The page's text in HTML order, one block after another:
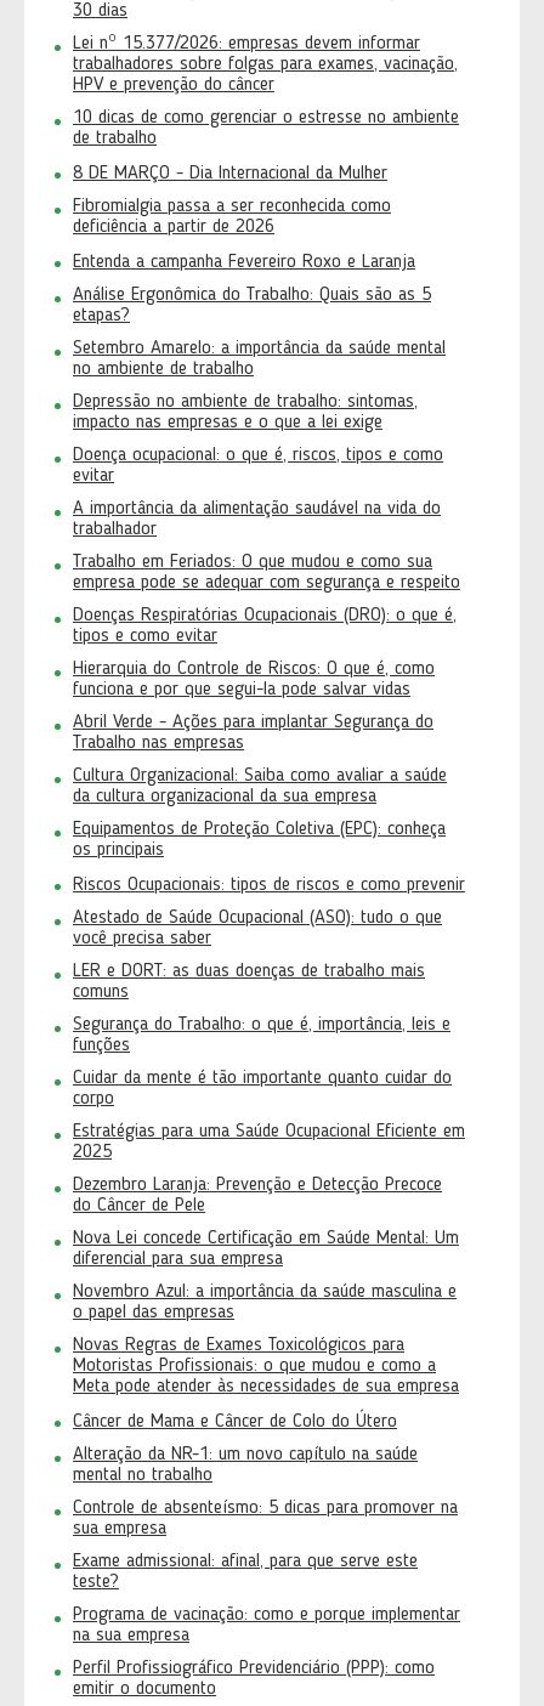
30 dias
Lei nº 15.377/2026: empresas devem informar
trabalhadores sobre folgas para exames, vacinação,
HPV e prevenção do câncer
10 dicas de como gerenciar o estresse no ambiente
de trabalho
8 DE MARÇO - Dia Internacional da Mulher
Fibromialgia passa a ser reconhecida como
deficiência a partir de 2026
Entenda a campanha Fevereiro Roxo e Laranja
Análise Ergonômica do Trabalho: Quais são as 5
etapas?
Setembro Amarelo: a importância da saúde mental
no ambiente de trabalho
Depressão no ambiente de trabalho: sintomas,
impacto nas empresas e o que a lei exige
Doença ocupacional: o que é, riscos, tipos e como
evitar
A importância da alimentação saudável na vida do
trabalhador
Trabalho em Feriados: O que mudou e como sua
empresa pode se adequar com segurança e respeito
Doenças Respiratórias Ocupacionais (DRO): o que é,
tipos e como evitar
Hierarquia do Controle de Riscos: O que é, como
funciona e por que segui-la pode salvar vidas
Abril Verde - Ações para implantar Segurança do
Trabalho nas empresas
Cultura Organizacional: Saiba como avaliar a saúde
da cultura organizacional da sua empresa
Equipamentos de Proteção Coletiva (EPC): conheça
os principais
Riscos Ocupacionais: tipos de riscos e como prevenir
Atestado de Saúde Ocupacional (ASO): tudo o que
você precisa saber
LER e DORT: as duas doenças de trabalho mais
comuns
Segurança do Trabalho: o que é, importância, leis e
funções
Cuidar da mente é tão importante quanto cuidar do
corpo
Estratégias para uma Saúde Ocupacional Eficiente em
2025
Dezembro Laranja: Prevenção e Detecção Precoce
do Câncer de Pele
Nova Lei concede Certificação em Saúde Mental: Um
diferencial para sua empresa
Novembro Azul: a importância da saúde masculina e
o papel das empresas
Novas Regras de Exames Toxicológicos para
Motoristas Profissionais: o que mudou e como a
Meta pode atender às necessidades de sua empresa
Câncer de Mama e Câncer de Colo do Útero
Alteração da NR-1: um novo capítulo na saúde
mental no trabalho
Controle de absenteísmo: 5 dicas para promover na
sua empresa
Exame admissional: afinal, para que serve este
teste?
Programa de vacinação: como e porque implementar
na sua empresa
Perfil Profissiográfico Previdenciário (PPP): como
emitir o documento